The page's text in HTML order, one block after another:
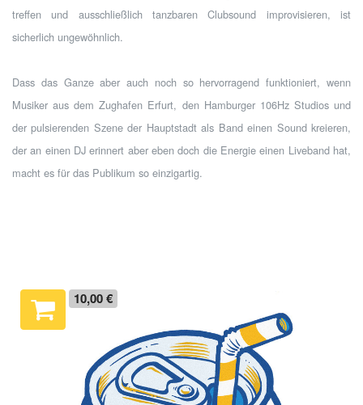
treffen und ausschließlich tanzbaren Clubsound improvisieren, ist
sicherlich ungewöhnlich.
Dass das Ganze aber auch noch so hervorragend funktioniert, wenn
Musiker aus dem Zughafen Erfurt, den Hamburger 106Hz Studios und
der pulsierenden Szene der Hauptstadt als Band einen Sound kreieren,
der an einen DJ erinnert aber eben doch die Energie einen Liveband hat,
macht es für das Publikum so einzigartig.
10,00 €